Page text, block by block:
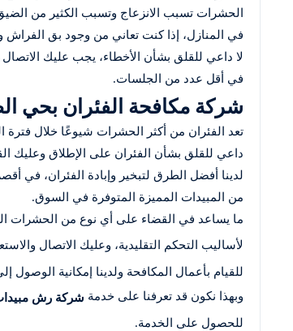
الحشرات تسبب الانزعاج وتسبب الكثير من الضيق
في المنازل، إذا كنت تعاني من وجود بق الفراش
لا داعي للقلق بشأن الأخطاء، يجب عليك
في أقل عدد من الجلسات.
شركة مكافحة الفئران بحي
تعد الفئران من أكثر الحشرات شيوعًا خلال
داعي للقلق بشأن الفئران على الإطلاق وعليك
لدينا أفضل الطرق لتبخير وإبادة الفئران، في
من المبيدات المميزة المتوفرة في السوق.
ما يساعد في القضاء على أي نوع من الحشرات
لأساليب التحكم التقليدية، وعليك الاتصال
للقيام بأعمال المكافحة ولدينا إمكانية
وبهذا نكون قد تعرفنا على خدمة شركة رش
للحصول على الخدمة.